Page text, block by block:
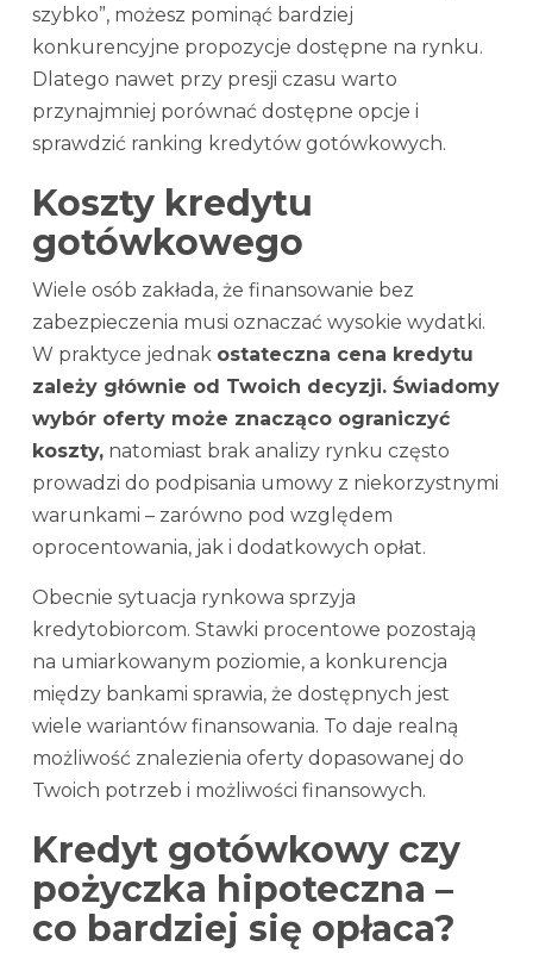
szybko”, możesz pominąć bardziej
konkurencyjne propozycje dostępne na rynku.
Dlatego nawet przy presji czasu warto
przynajmniej porównać dostępne opcje i
sprawdzić ranking kredytów gotówkowych.
Koszty kredytu
gotówkowego
Wiele osób zakłada, że finansowanie bez
zabezpieczenia musi oznaczać wysokie wydatki.
W praktyce jednak ostateczna cena kredytu
zależy głównie od Twoich decyzji. Świadomy
wybór oferty może znacząco ograniczyć
koszty, natomiast brak analizy rynku często
prowadzi do podpisania umowy z niekorzystnymi
warunkami – zarówno pod względem
oprocentowania, jak i dodatkowych opłat.
Obecnie sytuacja rynkowa sprzyja
kredytobiorcom. Stawki procentowe pozostają
na umiarkowanym poziomie, a konkurencja
między bankami sprawia, że dostępnych jest
wiele wariantów finansowania. To daje realną
możliwość znalezienia oferty dopasowanej do
Twoich potrzeb i możliwości finansowych.
Kredyt gotówkowy czy
pożyczka hipoteczna –
co bardziej się opłaca?